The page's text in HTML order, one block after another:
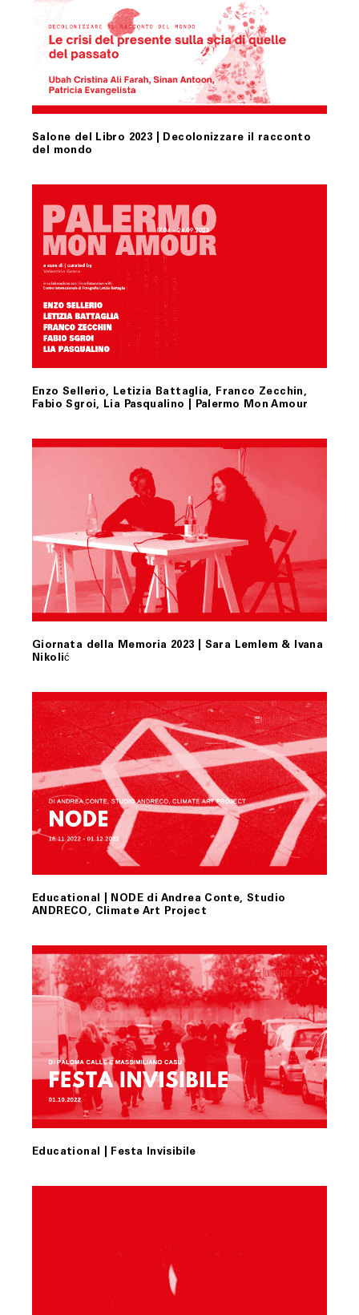
Salone del Libro 2023 | Decolonizzare il racconto
del mondo
Enzo Sellerio, Letizia Battaglia, Franco Zecchin,
Fabio Sgroi, Lia Pasqualino | Palermo Mon Amour
Giornata della Memoria 2023 | Sara Lemlem & Ivana
Nikolić
Educational | NODE di Andrea Conte, Studio
ANDRECO, Climate Art Project
Educational | Festa Invisibile